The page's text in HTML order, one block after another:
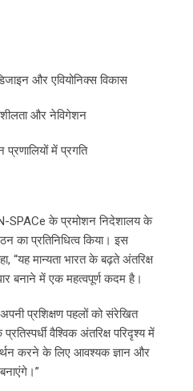
और एवियोनिक्स विकास
और नेविगेशन
प्रणालियों में प्रगति
SPACe के प्रमोशन निदेशालय के
का प्रतिनिधित्व किया। इस
“यह मान्यता भारत के बढ़ते अंतरिक्ष
बनाने में एक महत्वपूर्ण कदम है।
प्रशिक्षण पहलों को संरेखित
वैश्विक अंतरिक्ष परिदृश्य में
करने के लिए आवश्यक ज्ञान और